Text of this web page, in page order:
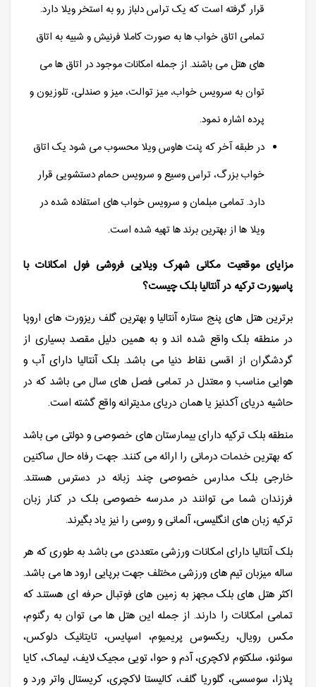
قرار گرفته است که یک تراس دلباز رو به استخر ویلا دارد.
تمامی اتاق خواب ها به صورت کاملا فرنیش و شبیه به اتاق
های هتل می باشند. از جمله امکانات موجود در اتاق ها می
توان به سرویس خواب، میز توالت، میز و صندلی، تلوزیون و
پرده اشاره نمود.
در طبقه آخر که پنت هاوس ویلا محسوب می شود یک اتاق
خواب بزرگ، تراس وسیع و سرویس حمام دستشویی قرار
دارد. تمامی مبلمان و سرویس خواب های استفاده شده در
ویلا ها از بهترین برند ها تهیه شده است.
مزایای موقعیت مکانی شهرک ویلایی فروشی فول امکانات با
پاسپورت ترکیه در آنتالیا بلک چیست؟
برترین هتل های پنج ستاره آنتالیا و بهترین گلف ریزورت های اروپا
در منطقه بلک واقع شده اند و به همین دلیل مقصد بسیاری از
گردشگران از اقسی نقاط دنیا می باشد. بلک آنتالیا دارای آب و
هوایی مناسب و معتدل در تمامی فصل های سال می باشد که در
حاشیه دریای آکدنیز یا همان دریای مدیترانه واقع گشته است.
منطقه بلک ترکیه دارای بیمارستان های خصوصی و دولتی می باشد
که بهترین خدمات درمانی را ارائه می کنند. جهت رفاه حال ساکنین
خارجی بلک مدارس خصوصی چند زبانه در دسترس هستند.
فرزندان شما می توانند در مدرسه خصوصی بلک در کنار زبان
ترکیه زبان های انگلیسی، آلمانی و روسی را نیز یاد بگیرند.
بلک آنتالیا دارای امکانات ورزشی متعددی می باشد به طوری که هر
ساله میزبان تیم های ورزشی مختلف جهت برپایی ارود ها می باشد.
اکثر هتل های بلک مجهز به زمین های فوتبال حرفه ای هستند که
تمامی امکانات را دارند. از جمله این هتل ها می توان به رگنوم،
مکس رویال، ریکسوس پریمیوم، اسپایس، تایتانیک دلوکس،
سوئنو، سلکتوم لاکچری، آدم و حوا، تویی مجیک لایف، لیماک، کایا
پلازا، سوسسی، گلوریا گلف، کالیستا لاکچری، کریستال واتر ورد و